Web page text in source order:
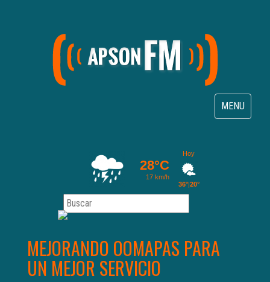
Toggle
navigation
MENU
MEJORANDO OOMAPAS PARA
UN MEJOR SERVICIO